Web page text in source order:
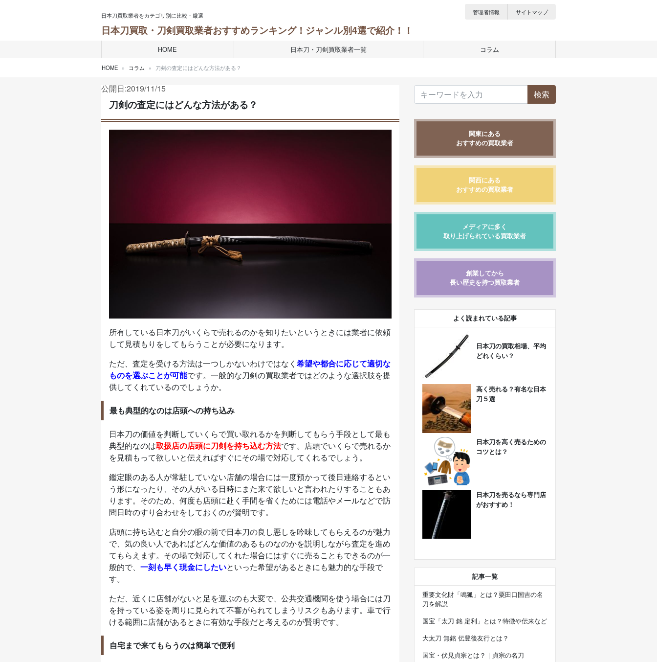
日本刀買取業者をカテゴリ別に比較・厳選 管理者情報 サイトマップ
日本刀買取・刀剣買取業者おすすめランキング！ジャンル別4選で紹介！！
HOME 日本刀・刀剣買取業者一覧 コラム
HOME コラム 刀剣の査定にはどんな方法がある？
公開日:2019/11/15
刀剣の査定にはどんな方法がある？
所有している日本刀がいくらで売れるのかを知りたいというときには業者に依頼
して見積もりをしてもらうことが必要になります。
ただ、査定を受ける方法は一つしかないわけではなく 希望や都合に応じて適切な
ものを選ぶことが可能です。一般的な刀剣の買取業者ではどのような選択肢を提
供してくれているのでしょうか。
最も典型的なのは店頭への持ち込み
日本刀の価値を判断していくらで買い取れるかを判断してもらう手段として最も
典型的なのは取扱店の店頭に刀剣を持ち込む方法です。店頭でいくらで売れるか
を見積もって欲しいと伝えればすぐにその場で対応してくれるでしょう。
鑑定眼のある人が常駐していない店舗の場合には一度預かって後日連絡するとい
う形になったり、その人がいる日時にまた来て欲しいと言われたりすることもあ
ります。そのため、何度も店頭に赴く手間を省くためには電話やメールなどで訪
問日時のすり合わせをしておくのが賢明です。
店頭に持ち込むと自分の眼の前で日本刀の良し悪しを吟味してもらえるのが魅力
で、気の良い人であればどんな価値のあるものなのかを説明しながら査定を進め
てもらえます。その場で対応してくれた場合にはすぐに売ることもできるのが一
般的で、 一刻も早く現金にしたいといった希望があるときにも魅力的な手段で
す。
ただ、近くに店舗がないと足を運ぶのも大変で、公共交通機関を使う場合には刀
を持っている姿を周りに見られて不審がられてしまうリスクもあります。車で行
ける範囲に店舗があるときに有効な手段だと考えるのが賢明です。
自宅まで来てもらうのは簡単で便利
検索
関東にある
おすすめの買取業者
関西にある
おすすめの買取業者
メディアに多く
取り上げられている買取業者
創業してから
長い歴史を持つ買取業者
よく読まれている記事
日本刀の買取相場、平均
どれくらい？
高く売れる？有名な日本
刀５選
日本刀を高く売るための
コツとは？
日本刀を売るなら専門店
がおすすめ！
記事一覧
重要文化財「鳴狐」とは？粟田口国吉の名
刀を解説
国宝「太刀 銘 定利」とは？特徴や伝来など
大太刀 無銘 伝豊後友行とは？
国宝・伏見貞宗とは？｜貞宗の名刀